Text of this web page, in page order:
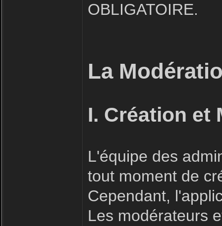
OBLIGATOIRE.
La
I. Création et
L'équipe des
tout moment de
Cependant,
Les modérateurs